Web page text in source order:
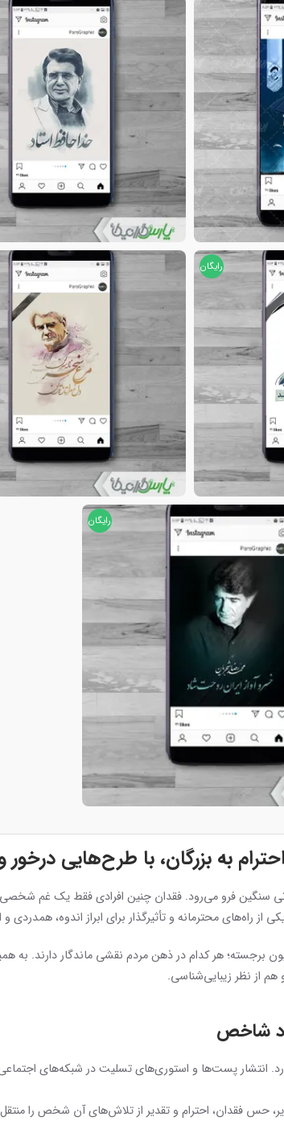
رایگان
رایگان
به بزرگان، با طرح‌هایی درخور و
سنگین فرو می‌رود. فقدان چنین افرادی فقط یک غم
از راه‌های محترمانه و تأثیرگذار برای ابراز اندوه، همدردی
برجسته؛ هر کدام در ذهن مردم نقشی ماندگار دارند.
از نظر زیبایی‌شناسی.
شاخص
انتشار پست‌ها و استوری‌های تسلیت در شبکه‌های
حس فقدان، احترام و تقدیر از تلاش‌های آن شخص را